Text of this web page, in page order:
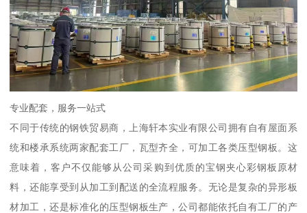
专业配套，服务一站式
不同于传统的钢铁贸易商，上海轩本实业有限公司拥有自有屋面系
统和楼承系统两家配套工厂，瓦型齐全，可加工各类压型钢板。这
意味着，客户不仅能够从公司采购到优质的宝钢夹心彩钢板原材
料，还能享受到从加工到配送的全流程服务。无论是复杂的异形板
材加工，还是标准化的压型钢板生产，公司都能依托自有工厂的产